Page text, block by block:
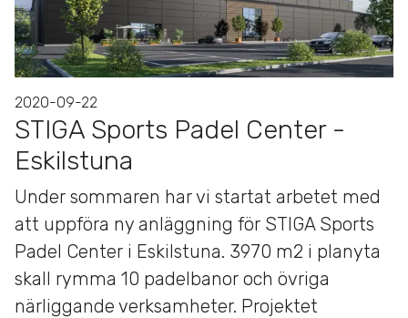
2020-09-22
STIGA Sports Padel Center -
Eskilstuna
Under sommaren har vi startat arbetet med
att uppföra ny anläggning för STIGA Sports
Padel Center i Eskilstuna. 3970 m2 i planyta
skall rymma 10 padelbanor och övriga
närliggande verksamheter. Projektet